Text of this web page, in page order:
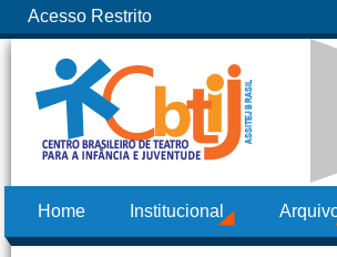
Acesso Restrito
Home Institucional